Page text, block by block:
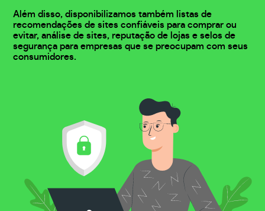
Além disso, disponibilizamos também listas de
recomendações de sites confiáveis para comprar ou
evitar, análise de sites, reputação de lojas e selos de
segurança para empresas que se preocupam com seus
consumidores.